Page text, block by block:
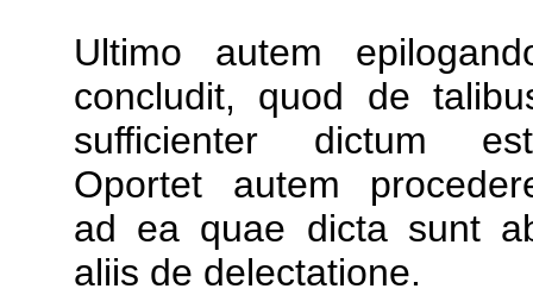
Ultimo autem
concludit, quod de
sufficienter dictum
Oportet autem
ad ea quae dicta sunt
aliis de delectatione.